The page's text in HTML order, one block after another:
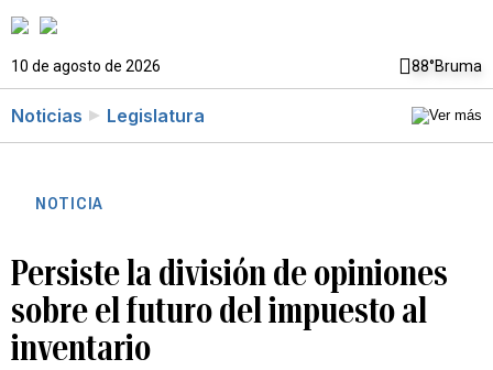
10 de agosto de 2026 88°Bruma
Noticias Legislatura
NOTICIA
Persiste la división de opiniones
sobre el futuro del impuesto al
inventario